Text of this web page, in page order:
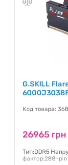
G.SKILL
Код товара:
26965 грн
Тип:DDR5
фактор:288-pin